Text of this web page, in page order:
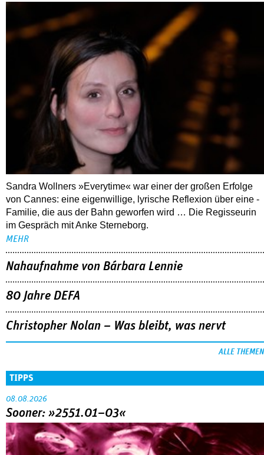
Sandra Wollners »Everytime« war einer der großen Erfolge
von Cannes: eine eigenwillige, lyrische Reflexion über eine ­
Familie, die aus der Bahn geworfen wird … Die Regisseurin
im Gespräch mit Anke Sterneborg.
MEHR
Nahaufnahme von Bárbara Lennie
80 Jahre DEFA
Christopher Nolan – Was bleibt, was nervt
ALLE THEMEN
TIPPS
08.08.2026
Sooner: »2551.01–03«